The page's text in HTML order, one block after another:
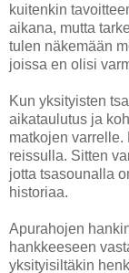
kuitenkin
aikana, mutta
tulen näkemään
joissa en olisi
Kun yksityisten
aikataulutus ja
matkojen varrelle.
reissulla. Sitten
jotta tsasounalla
historiaa.
Apurahojen
hankkeeseen
yksityisiltäkin